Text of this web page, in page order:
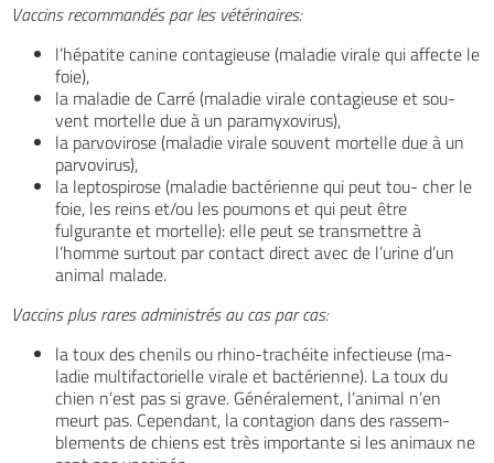
Vaccins recommandés par les vétérinaires:
l’hépatite canine contagieuse (maladie virale qui affecte le
foie),
la maladie de Carré (maladie virale contagieuse et sou-
vent mortelle due à un paramyxovirus),
la parvovirose (maladie virale souvent mortelle due à un
parvovirus),
la leptospirose (maladie bactérienne qui peut tou- cher le
foie, les reins et/ou les poumons et qui peut être
fulgurante et mortelle): elle peut se transmettre à
l’homme surtout par contact direct avec de l’urine d’un
animal malade.
Vaccins plus rares administrés au cas par cas:
la toux des chenils ou rhino-trachéite infectieuse (ma-
ladie multifactorielle virale et bactérienne). La toux du
chien n’est pas si grave. Généralement, l’animal n’en
meurt pas. Cependant, la contagion dans des rassem-
blements de chiens est très importante si les animaux ne